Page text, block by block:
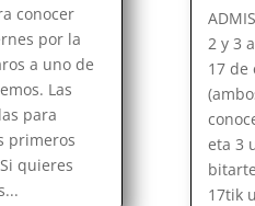
conocer
por la
a uno de
Las
para
primeros
quieres
2 y 3
17 de
eta 3
17tik